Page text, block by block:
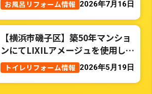
お風呂リフォーム情報 2026年7月16日
【横浜市磯子区】築50年マンショ
ンにてLIXILアメージュを使用した
トイレリフォーム事例
トイレリフォーム情報 2026年5月19日